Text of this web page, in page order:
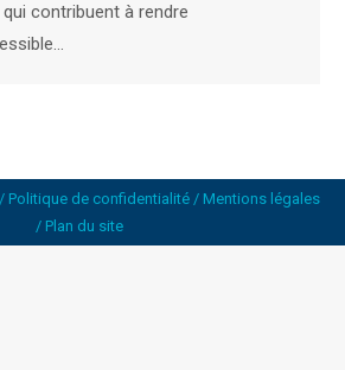
contribuent à rendre
/ Politique de confidentialité/ Mentions légales
/ Plan du site